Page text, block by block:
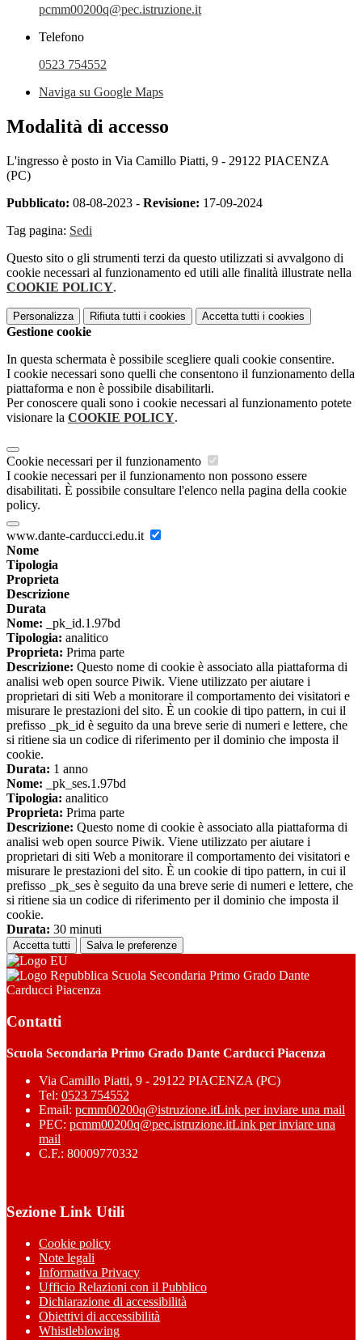
pcmm00200q@pec.istruzione.it
Telefono
0523 754552
Naviga su Google Maps
Modalità di accesso
L'ingresso è posto in Via Camillo Piatti, 9 - 29122 PIACENZA
(PC)
Pubblicato: 08-08-2023 - Revisione: 17-09-2024
Tag pagina: Sedi
Questo sito o gli strumenti terzi da questo utilizzati si avvalgono di
cookie necessari al funzionamento ed utili alle finalità illustrate nella
COOKIE POLICY.
Personalizza Rifiuta tutti i cookies Accetta tutti i cookies
Gestione cookie
In questa schermata è possibile scegliere quali cookie consentire.
I cookie necessari sono quelli che consentono il funzionamento della
piattaforma e non è possibile disabilitarli.
Per conoscere quali sono i cookie necessari al funzionamento potete
visionare la COOKIE POLICY.
Cookie necessari per il funzionamento
I cookie necessari per il funzionamento non possono essere
disabilitati. È possibile consultare l'elenco nella pagina della cookie
policy.
www.dante-carducci.edu.it
Nome
Tipologia
Proprieta
Descrizione
Durata
Nome: _pk_id.1.97bd
Tipologia: analitico
Proprieta: Prima parte
Descrizione: Questo nome di cookie è associato alla piattaforma di
analisi web open source Piwik. Viene utilizzato per aiutare i
proprietari di siti Web a monitorare il comportamento dei visitatori e
misurare le prestazioni del sito. È un cookie di tipo pattern, in cui il
prefisso _pk_id è seguito da una breve serie di numeri e lettere, che
si ritiene sia un codice di riferimento per il dominio che imposta il
cookie.
Durata: 1 anno
Nome: _pk_ses.1.97bd
Tipologia: analitico
Proprieta: Prima parte
Descrizione: Questo nome di cookie è associato alla piattaforma di
analisi web open source Piwik. Viene utilizzato per aiutare i
proprietari di siti Web a monitorare il comportamento dei visitatori e
misurare le prestazioni del sito. È un cookie di tipo pattern, in cui il
prefisso _pk_ses è seguito da una breve serie di numeri e lettere, che
si ritiene sia un codice di riferimento per il dominio che imposta il
cookie.
Durata: 30 minuti
Accetta tutti Salva le preferenze
Scuola Secondaria Primo Grado Dante
Carducci Piacenza
Contatti
Scuola Secondaria Primo Grado Dante Carducci Piacenza
Via Camillo Piatti, 9 - 29122 PIACENZA (PC)
Tel: 0523 754552
Email: pcmm00200q@istruzione.itLink per inviare una mail
PEC: pcmm00200q@pec.istruzione.itLink per inviare una
mail
C.F.: 80009770332
Sezione Link Utili
Cookie policy
Note legali
Informativa Privacy
Ufficio Relazioni con il Pubblico
Dichiarazione di accessibilità
Obiettivi di accessibilità
Whistleblowing